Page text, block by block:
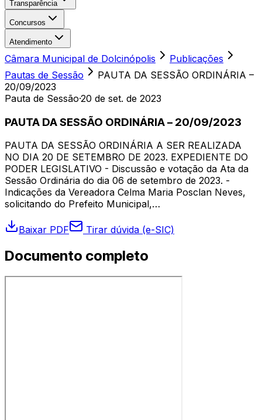
Transparência
Concursos
Atendimento
Câmara Municipal de Dolcinópolis
Publicações
Pautas de Sessão
PAUTA DA SESSÃO ORDINÁRIA –
20/09/2023
Pauta de Sessão·20 de set. de 2023
PAUTA DA SESSÃO ORDINÁRIA – 20/09/2023
PAUTA DA SESSÃO ORDINÁRIA A SER REALIZADA
NO DIA 20 DE SETEMBRO DE 2023. EXPEDIENTE DO
PODER LEGISLATIVO - Discussão e votação da Ata da
Sessão Ordinária do dia 06 de setembro de 2023. -
Indicações da Vereadora Celma Maria Posclan Neves,
solicitando do Prefeito Municipal,…
Baixar PDF Tirar dúvida (e-SIC)
Documento completo